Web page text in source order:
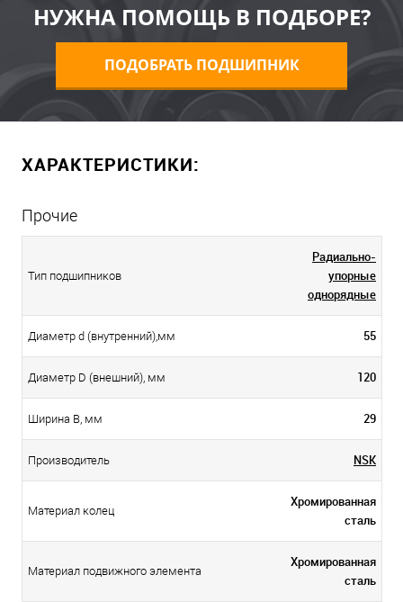
НУЖНА ПОМОЩЬ В ПОДБОРЕ?
ПОДОБРАТЬ ПОДШИПНИК
ХАРАКТЕРИСТИКИ:
Прочие
Тип подшипников
Радиально-
упорные
однорядные
Диаметр d (внутренний),мм 55
Диаметр D (внешний), мм 120
Ширина B, мм 29
Производитель NSK
Материал колец
Хромированная
сталь
Материал подвижного элемента
Хромированная
сталь